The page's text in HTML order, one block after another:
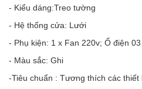
- Kiểu dáng:Treo tường
- Hệ thống cửa: Lưới
- Phụ kiện: 1 x Fan 220v; Ổ điện
- Màu sắc: Ghi
-Tiêu chuẩn : Tương thích các thiết